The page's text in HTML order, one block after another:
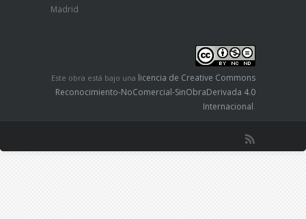
Madrid
Este obra está bajo una licencia de Creative Commons
Reconocimiento-NoComercial-SinObraDerivada 4.0
Internacional